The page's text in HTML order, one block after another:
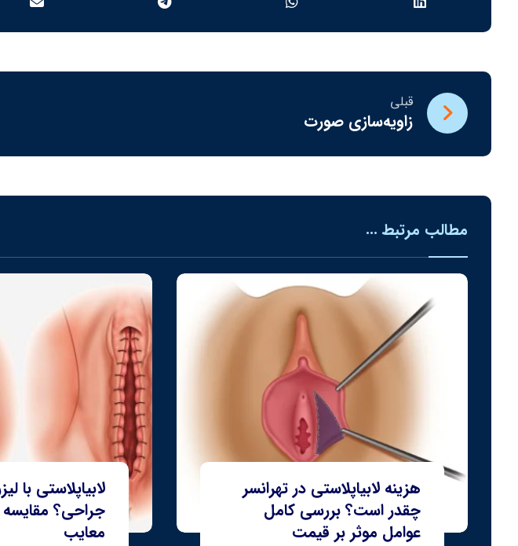
قبلی
زاویه‌سازی صورت
مطالب مرتبط ...
هزینه لابیاپلاستی در تهرانسر
چقدر است؟ بررسی کامل
عوامل موثر بر قیمت
لابیاپلاستی با
جراحی؟ مقایسه
معایب